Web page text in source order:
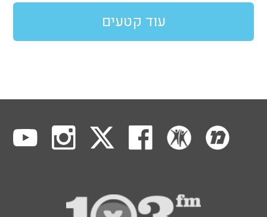
עוד קטעים